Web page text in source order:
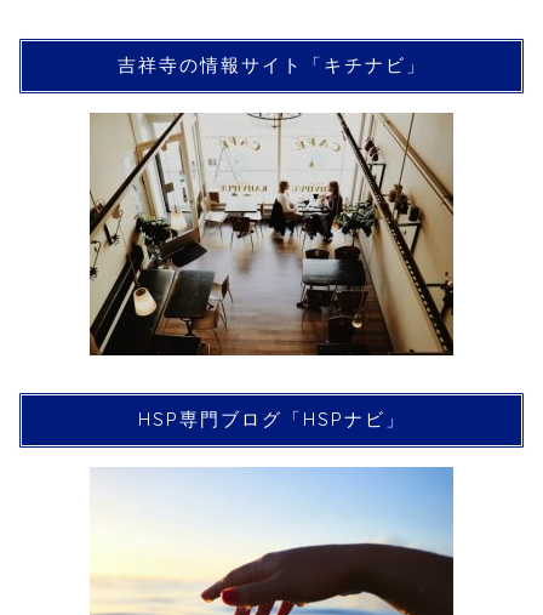
吉祥寺の情報サイト「キチナビ」
HSP専門ブログ「HSPナビ」